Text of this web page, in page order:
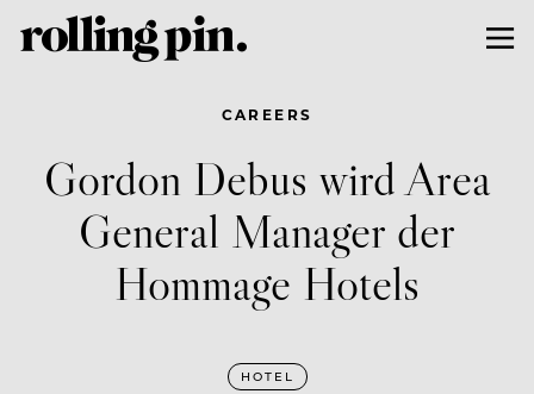
CAREERS
Gordon Debus wird Area
General Manager der
Hommage Hotels
HOTEL